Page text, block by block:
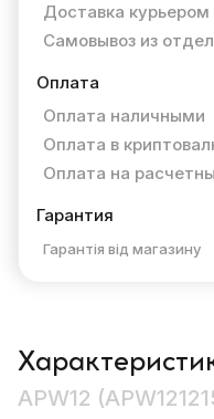
Доставка
Самовывоз из
Оплата
Оплата наличными
Оплата в
Оплата на
Гарантия
Гарантія від магазину
APW12